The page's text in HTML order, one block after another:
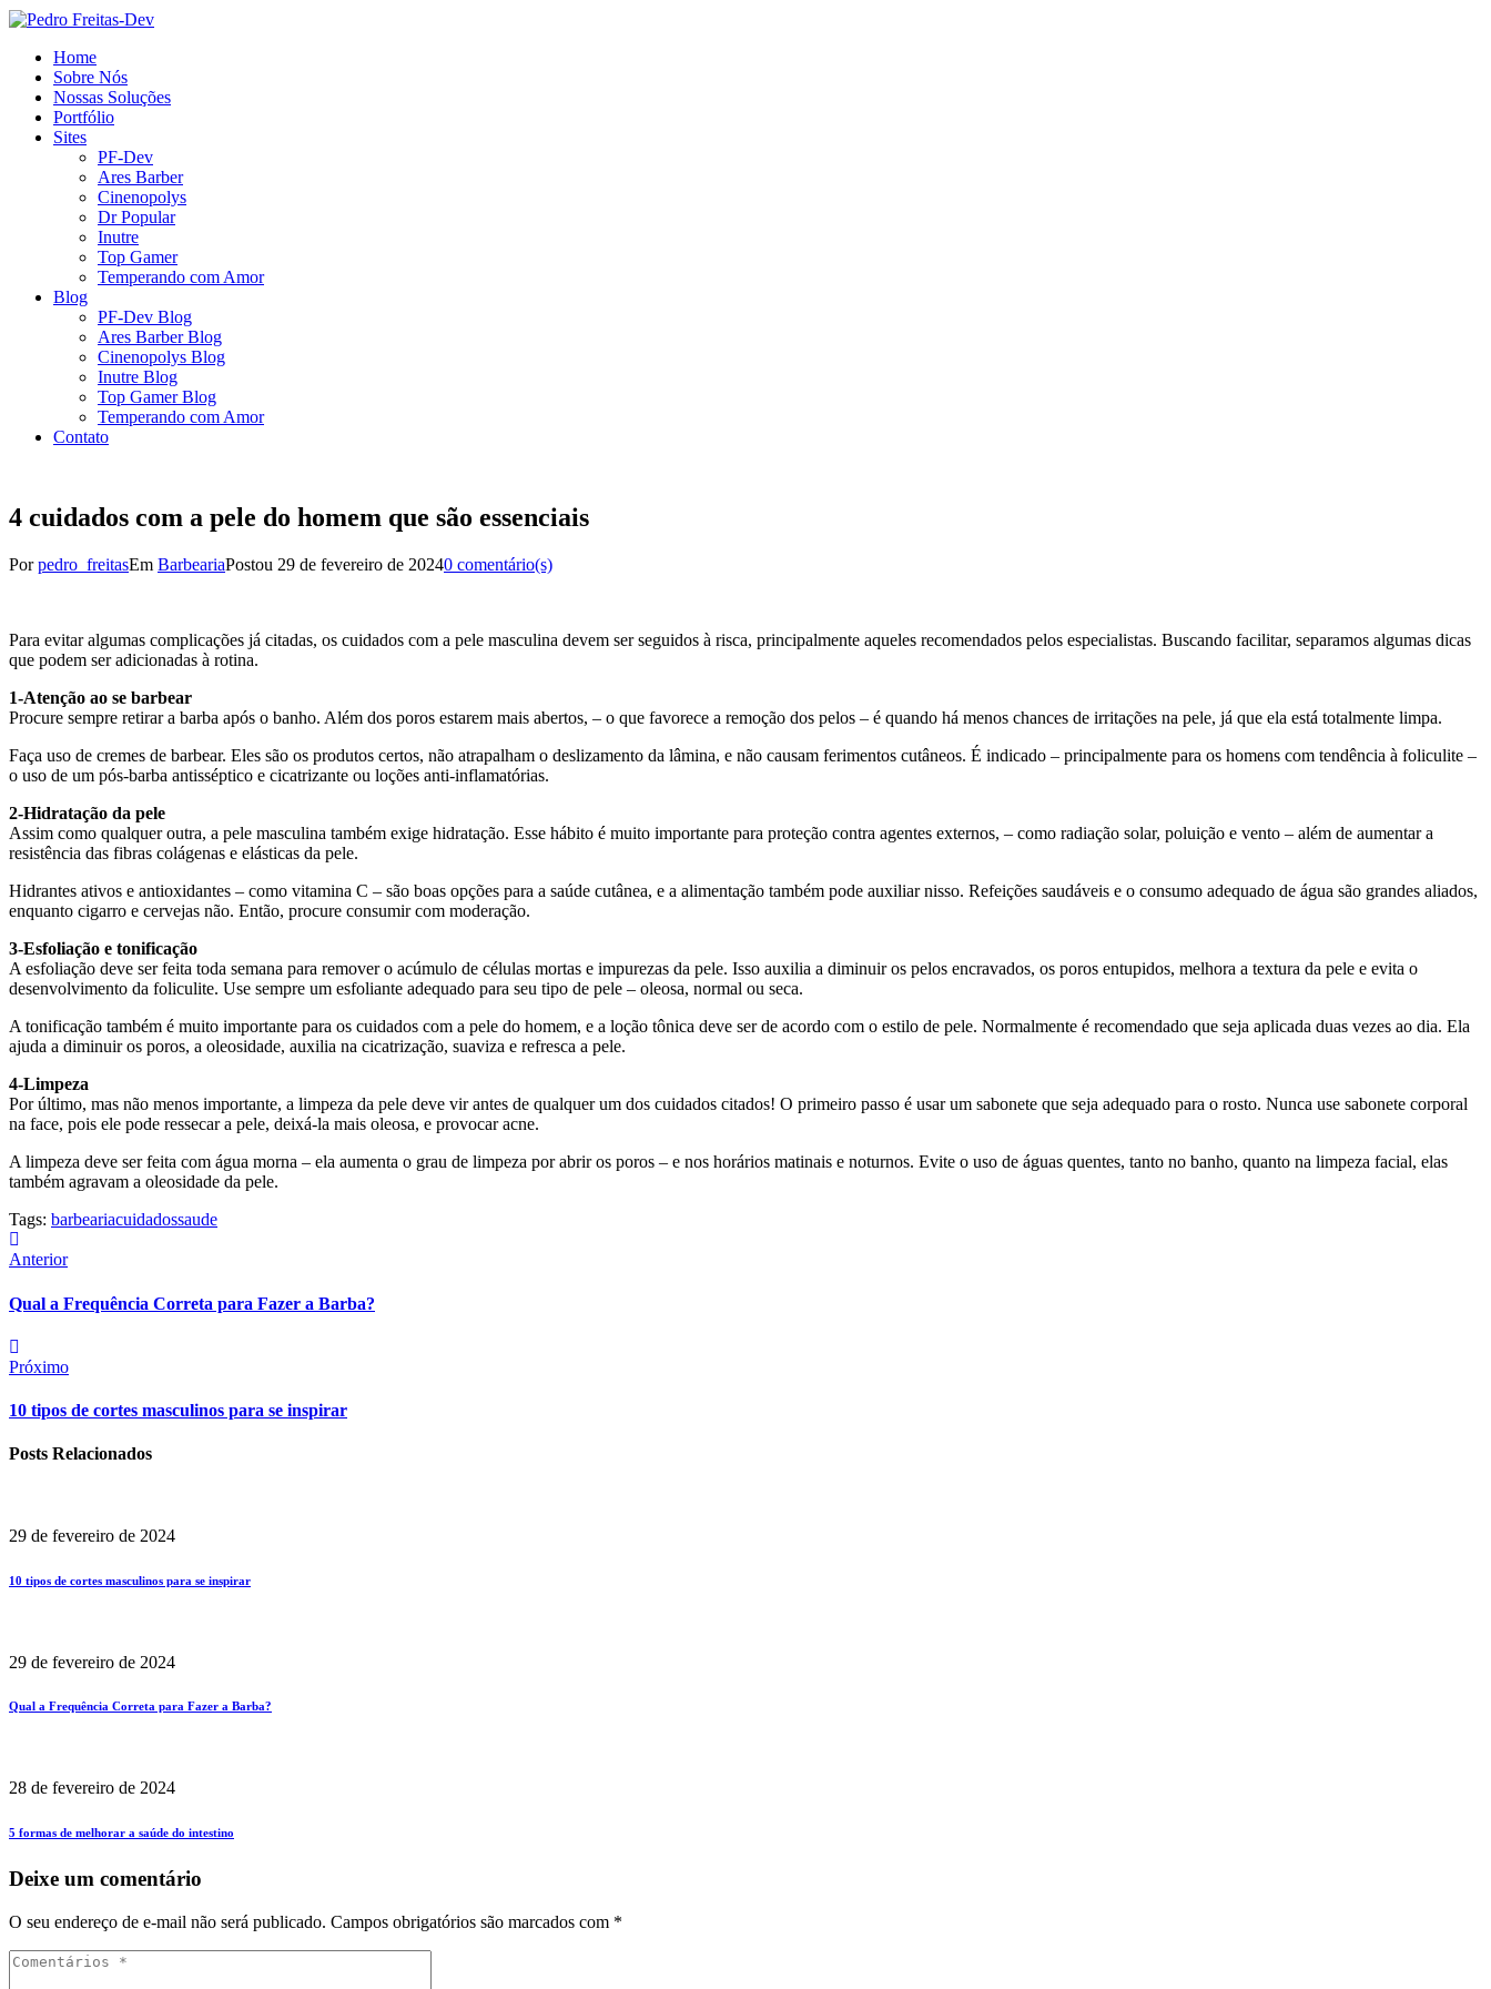
Home
Sobre Nós
Nossas Soluções
Portfólio
Sites
PF-Dev
Ares Barber
Cinenopolys
Dr Popular
Inutre
Top Gamer
Temperando com Amor
Blog
PF-Dev Blog
Ares Barber Blog
Cinenopolys Blog
Inutre Blog
Top Gamer Blog
Temperando com Amor
Contato
4 cuidados com a pele do homem que são essenciais
Porpedro_freitasEm BarbeariaPostou 29 de fevereiro de 20240 comentário(s)
Para evitar algumas complicações já citadas, os cuidados com a pele masculina devem ser seguidos à risca, principalmente aqueles recomendados pelos especialistas. Buscando facilitar, separamos algumas dicas
que podem ser adicionadas à rotina.
1-Atenção ao se barbear
Procure sempre retirar a barba após o banho. Além dos poros estarem mais abertos, – o que favorece a remoção dos pelos – é quando há menos chances de irritações na pele, já que ela está totalmente limpa.
Faça uso de cremes de barbear. Eles são os produtos certos, não atrapalham o deslizamento da lâmina, e não causam ferimentos cutâneos. É indicado – principalmente para os homens com tendência à foliculite –
o uso de um pós-barba antisséptico e cicatrizante ou loções anti-inflamatórias.
2-Hidratação da pele
Assim como qualquer outra, a pele masculina também exige hidratação. Esse hábito é muito importante para proteção contra agentes externos, – como radiação solar, poluição e vento – além de aumentar a
resistência das fibras colágenas e elásticas da pele.
Hidrantes ativos e antioxidantes – como vitamina C – são boas opções para a saúde cutânea, e a alimentação também pode auxiliar nisso. Refeições saudáveis e o consumo adequado de água são grandes aliados,
enquanto cigarro e cervejas não. Então, procure consumir com moderação.
3-Esfoliação e tonificação
A esfoliação deve ser feita toda semana para remover o acúmulo de células mortas e impurezas da pele. Isso auxilia a diminuir os pelos encravados, os poros entupidos, melhora a textura da pele e evita o
desenvolvimento da foliculite. Use sempre um esfoliante adequado para seu tipo de pele – oleosa, normal ou seca.
A tonificação também é muito importante para os cuidados com a pele do homem, e a loção tônica deve ser de acordo com o estilo de pele. Normalmente é recomendado que seja aplicada duas vezes ao dia. Ela
ajuda a diminuir os poros, a oleosidade, auxilia na cicatrização, suaviza e refresca a pele.
4-Limpeza
Por último, mas não menos importante, a limpeza da pele deve vir antes de qualquer um dos cuidados citados! O primeiro passo é usar um sabonete que seja adequado para o rosto. Nunca use sabonete corporal
na face, pois ele pode ressecar a pele, deixá-la mais oleosa, e provocar acne.
A limpeza deve ser feita com água morna – ela aumenta o grau de limpeza por abrir os poros – e nos horários matinais e noturnos. Evite o uso de águas quentes, tanto no banho, quanto na limpeza facial, elas
também agravam a oleosidade da pele.
Tags: barbeariacuidadossaude
Anterior
Qual a Frequência Correta para Fazer a Barba?
Próximo
10 tipos de cortes masculinos para se inspirar
Posts Relacionados
29 de fevereiro de 2024
10 tipos de cortes masculinos para se inspirar
29 de fevereiro de 2024
Qual a Frequência Correta para Fazer a Barba?
28 de fevereiro de 2024
5 formas de melhorar a saúde do intestino
Deixe um comentário
O seu endereço de e-mail não será publicado. Campos obrigatórios são marcados com *